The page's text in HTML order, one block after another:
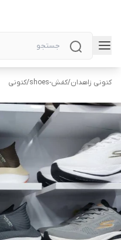
کتونی زاهدان/کفش-shoes /کتونی